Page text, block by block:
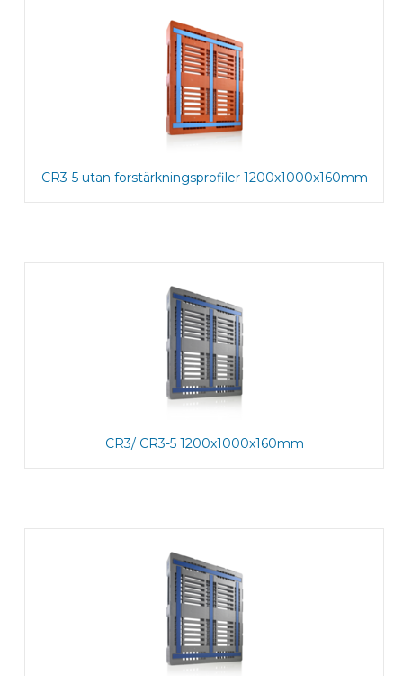
CR3-5 utan forstärkningsprofiler 1200x1000x160mm
CR3/ CR3-5 1200x1000x160mm